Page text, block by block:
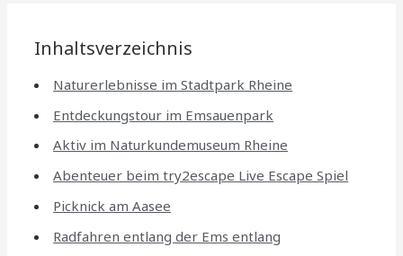
Inhaltsverzeichnis
Naturerlebnisse im Stadtpark Rheine
Entdeckungstour im Emsauenpark
Aktiv im Naturkundemuseum Rheine
Abenteuer beim try2escape Live Escape Spiel
Picknick am Aasee
Radfahren entlang der Ems entlang